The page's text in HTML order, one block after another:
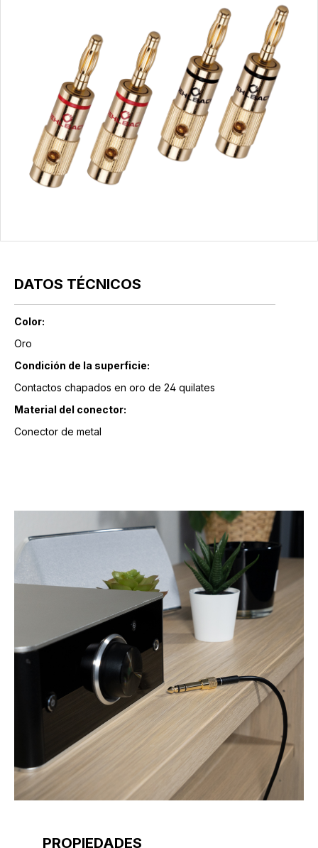
DATOS TÉCNICOS
Color:
Oro
Condición de la superficie:
Contactos chapados en oro de 24 quilates
Material del conector:
Conector de metal
PROPIEDADES